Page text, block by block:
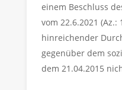
einem Beschluss
vom 22.6.2021 (Az.:
hinreichender
gegenüber dem
dem 21.04.2015